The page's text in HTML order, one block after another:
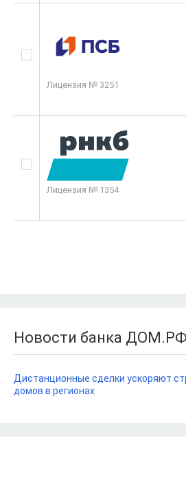
Лицензия № 3251
Лицензия № 1354
Новости банка ДОМ.РФ
Дистанционные сделки ускоряют
домов в регионах